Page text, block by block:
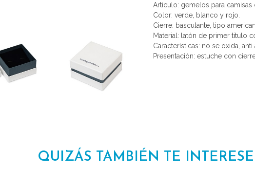
Articulo: gemelos para camisas
Color: verde, blanco y rojo.
Cierre: basculante, tipo
Material: latón de primer titulo
Características: no se oxida,
Presentación: estuche con
QUIZÁS TAMBIÉN TE INTERESE